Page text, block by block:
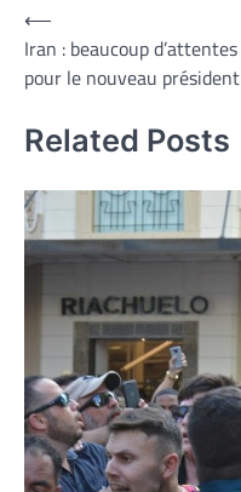
Navigation
de
l’article
⟵
Iran : beaucoup d’attentes
pour le nouveau président
Related Posts